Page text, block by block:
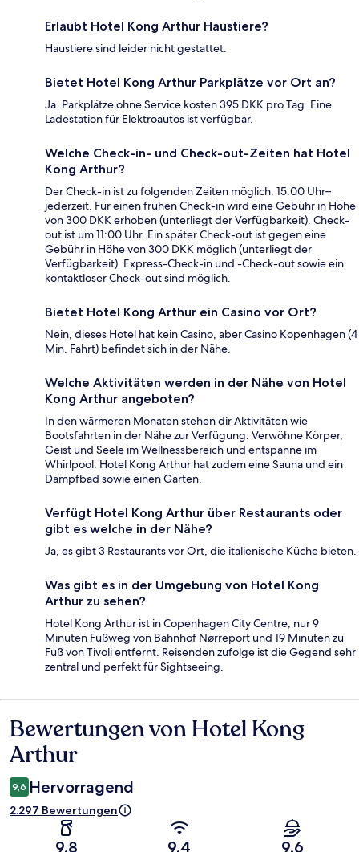
Erlaubt Hotel Kong Arthur Haustiere?
Haustiere sind leider nicht gestattet.
Bietet Hotel Kong Arthur Parkplätze vor Ort an?
Ja. Parkplätze ohne Service kosten 395 DKK pro Tag. Eine
Ladestation für Elektroautos ist verfügbar.
Welche Check-in- und Check-out-Zeiten hat Hotel
Kong Arthur?
Der Check-in ist zu folgenden Zeiten möglich: 15:00 Uhr–
jederzeit. Für einen frühen Check-in wird eine Gebühr in Höhe
von 300 DKK erhoben (unterliegt der Verfügbarkeit). Check-
out ist um 11:00 Uhr. Ein später Check-out ist gegen eine
Gebühr in Höhe von 300 DKK möglich (unterliegt der
Verfügbarkeit). Express-Check-in und -Check-out sowie ein
kontaktloser Check-out sind möglich.
Bietet Hotel Kong Arthur ein Casino vor Ort?
Nein, dieses Hotel hat kein Casino, aber Casino Kopenhagen (4
Min. Fahrt) befindet sich in der Nähe.
Welche Aktivitäten werden in der Nähe von Hotel
Kong Arthur angeboten?
In den wärmeren Monaten stehen dir Aktivitäten wie
Bootsfahrten in der Nähe zur Verfügung. Verwöhne Körper,
Geist und Seele im Wellnessbereich und entspanne im
Whirlpool. Hotel Kong Arthur hat zudem eine Sauna und ein
Dampfbad sowie einen Garten.
Verfügt Hotel Kong Arthur über Restaurants oder
gibt es welche in der Nähe?
Ja, es gibt 3 Restaurants vor Ort, die italienische Küche bieten.
Was gibt es in der Umgebung von Hotel Kong
Arthur zu sehen?
Hotel Kong Arthur ist in Copenhagen City Centre, nur 9
Minuten Fußweg von Bahnhof Nørreport und 19 Minuten zu
Fuß von Tivoli entfernt. Reisenden zufolge ist die Gegend sehr
zentral und perfekt für Sightseeing.
Bewertungen
Bewertungen von Hotel Kong
Arthur
9,6 Hervorragend
2.297 Bewertungen
9,8 9,4 9,6